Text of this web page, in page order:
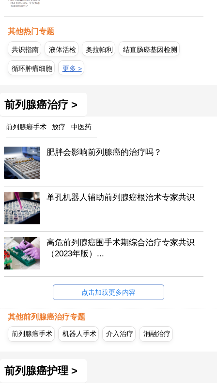
其他热门专题
共识指南 液体活检 奥拉帕利 结直肠癌基因检测
循环肿瘤细胞 更多 >
前列腺癌治疗 >
前列腺癌手术 放疗 中医药
肥胖会影响前列腺癌的治疗吗？
单孔机器人辅助前列腺癌根治术专家共识
高危前列腺癌围手术期综合治疗专家共识
（2023年版）...
点击加载更多内容
其他前列腺癌治疗专题
前列腺癌手术 机器人手术 介入治疗 消融治疗
前列腺癌护理 >